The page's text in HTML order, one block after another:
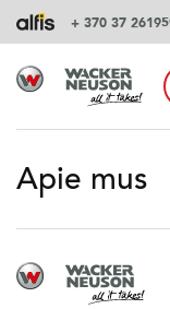
+ 370 37
Apie mus